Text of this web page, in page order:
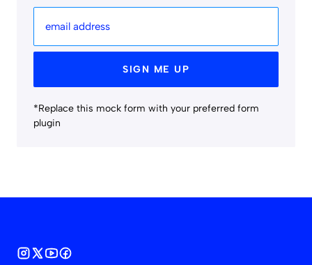
email address
SIGN ME UP
*Replace this mock form with your preferred form
plugin